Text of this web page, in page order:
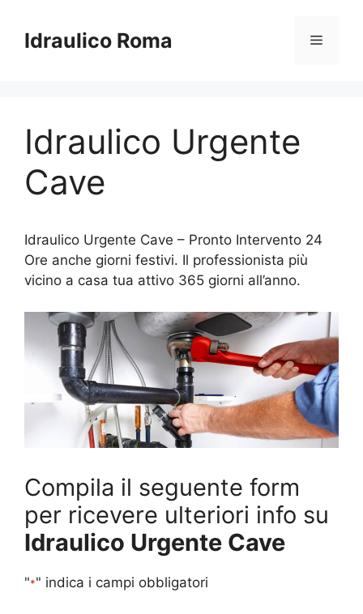
contenuto
Idraulico Roma Menu
Idraulico Urgente
Cave
Idraulico Urgente Cave – Pronto Intervento 24
Ore anche giorni festivi. Il professionista più
vicino a casa tua attivo 365 giorni all’anno.
Compila il seguente form
per ricevere ulteriori info su
Idraulico Urgente Cave
"*" indica i campi obbligatori